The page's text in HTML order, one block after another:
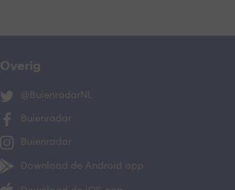
Overig
@BuienradarNL
Buienradar
Buienradar
Download de Android app